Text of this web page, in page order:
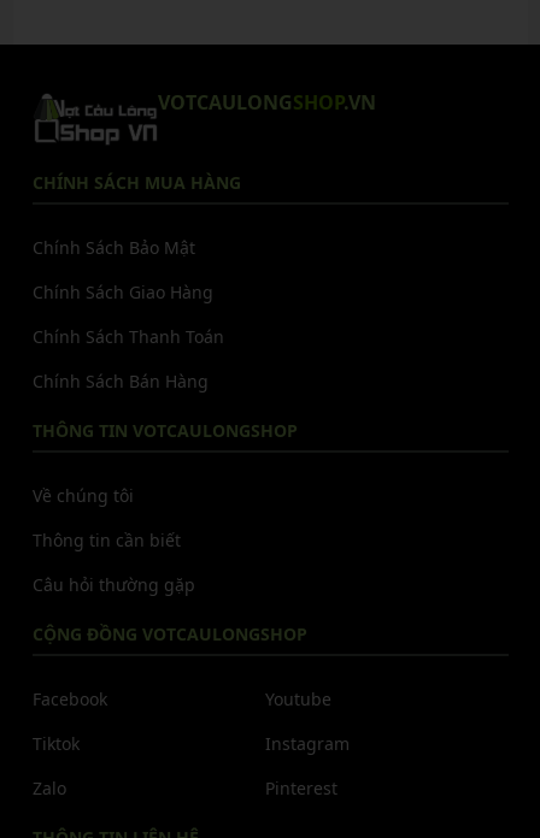
VOTCAULONGSHOP.VN
CHÍNH SÁCH MUA HÀNG
Chính Sách Bảo Mật
Chính Sách Giao Hàng
Chính Sách Thanh Toán
Chính Sách Bán Hàng
THÔNG TIN VOTCAULONGSHOP
Về chúng tôi
Thông tin cần biết
Câu hỏi thường gặp
CỘNG ĐỒNG VOTCAULONGSHOP
Facebook
Tiktok
Zalo
Youtube
Instagram
Pinterest